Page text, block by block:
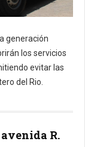
generación
los servicios
evitar las
del Rio.
R.